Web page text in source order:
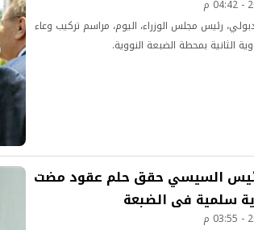
رئيس مجلس الوزراء، اليوم، مراسم تركيب وعاء
الثانية بمحطة الضبعة النووية.
السيسي حقق حلم عقود مضت
سلمية فى الضبعة